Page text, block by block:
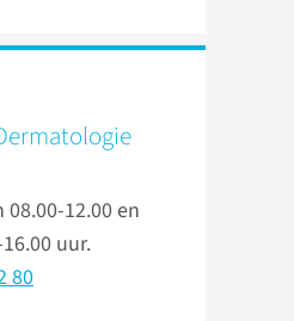
12.00 en
uur.
80